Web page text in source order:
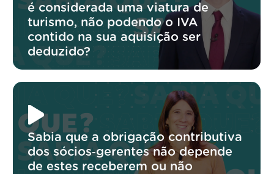
é considerada uma viatura de
turismo, não podendo o IVA
contido na sua aquisição ser
deduzido?
Sabia que a obrigação contributiva
dos sócios‑gerentes não depende
de estes receberem ou não